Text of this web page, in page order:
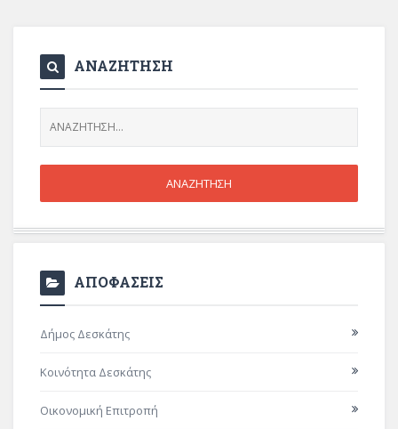
ΑΝΑΖΗΤΗΣΗ
ΑΠΟΦΑΣΕΙΣ
Δήμος Δεσκάτης
Κοινότητα Δεσκάτης
Οικονομική Επιτροπή